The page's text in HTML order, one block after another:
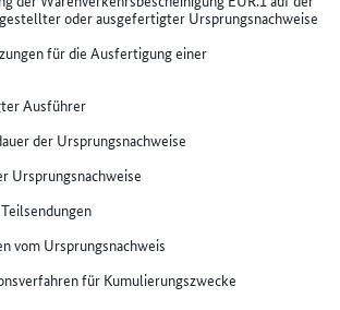
oder ausgefertigter Ursprungsnachweise
für die Ausfertigung einer
Ausführer
der Ursprungsnachweise
Ursprungsnachweise
vom Ursprungsnachweis
für Kumulierungszwecke